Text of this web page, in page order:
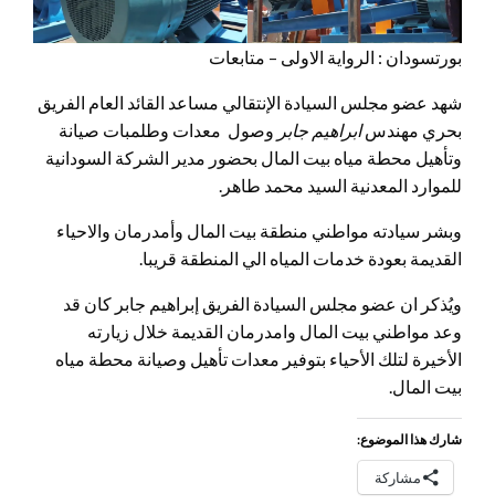
بورتسودان : الرواية الاولى – متابعات
شهد عضو مجلس السيادة الإنتقالي مساعد القائد العام الفريق
بحري مهندسابراهيم جابر وصول معدات وطلمبات صيانة
وتأهيل محطة مياه بيت المال بحضور مدير الشركة السودانية
للموارد المعدنية السيد محمد طاهر.
وبشر سيادته مواطني منطقة بيت المال وأمدرمان والاحياء
القديمة بعودة خدمات المياه الي المنطقة قريبا.
ويُذكر ان عضو مجلس السيادة الفريق إبراهيم جابر كان قد
وعد مواطني بيت المال وامدرمان القديمة خلال زيارته
الأخيرة لتلك الأحياء بتوفير معدات تأهيل وصيانة محطة مياه
بيت المال.
شارك هذا الموضوع:
مشاركة